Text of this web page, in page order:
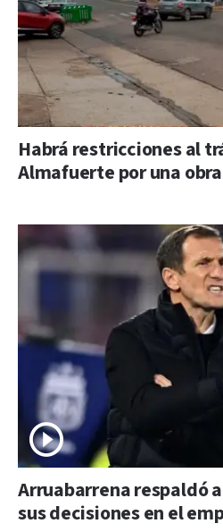
Habrá restricciones al
Almafuerte por una
Arruabarrena respaldó
sus decisiones en el